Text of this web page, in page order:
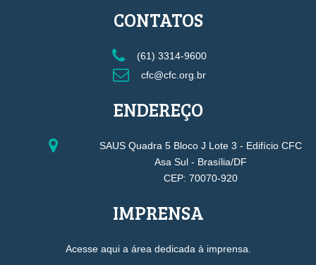
CONTATOS
(61) 3314-9600
cfc@cfc.org.br
ENDEREÇO
SAUS Quadra 5 Bloco J Lote 3 - Edifício CFC
Asa Sul - Brasília/DF
CEP: 70070-920
IMPRENSA
Acesse aqui a área dedicada à imprensa.